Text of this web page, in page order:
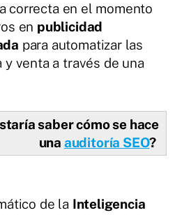
correcta en el momento
en publicidad
para automatizar las
venta a través de una
saber cómo se hace
una auditoría SEO?
de la Inteligencia